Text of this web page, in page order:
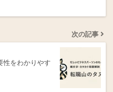
次の記事
性をわかりやす